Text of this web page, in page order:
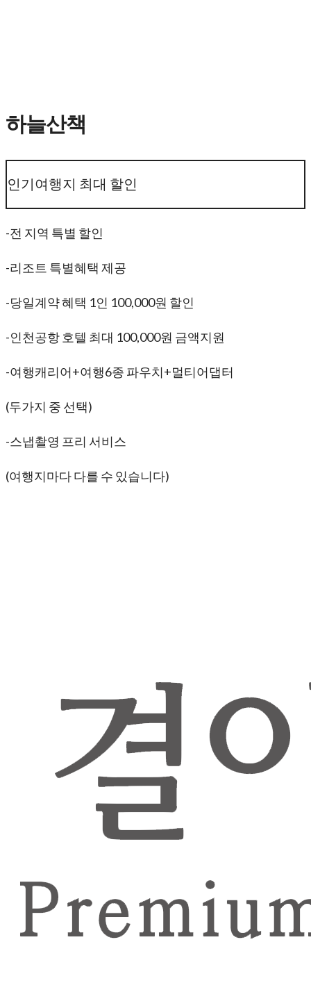
하늘산책
인기여행지 최대 할인
-전 지역 특별 할인
-리조트 특별혜택 제공
-당일계약 혜택 1인 100,000원 할인
-인천공항 호텔 최대 100,000원 금액지원
-여행캐리어+여행6종 파우치+멀티어댑터
(두가지 중 선택)
-스냅촬영 프리 서비스
(여행지마다 다를 수 있습니다)